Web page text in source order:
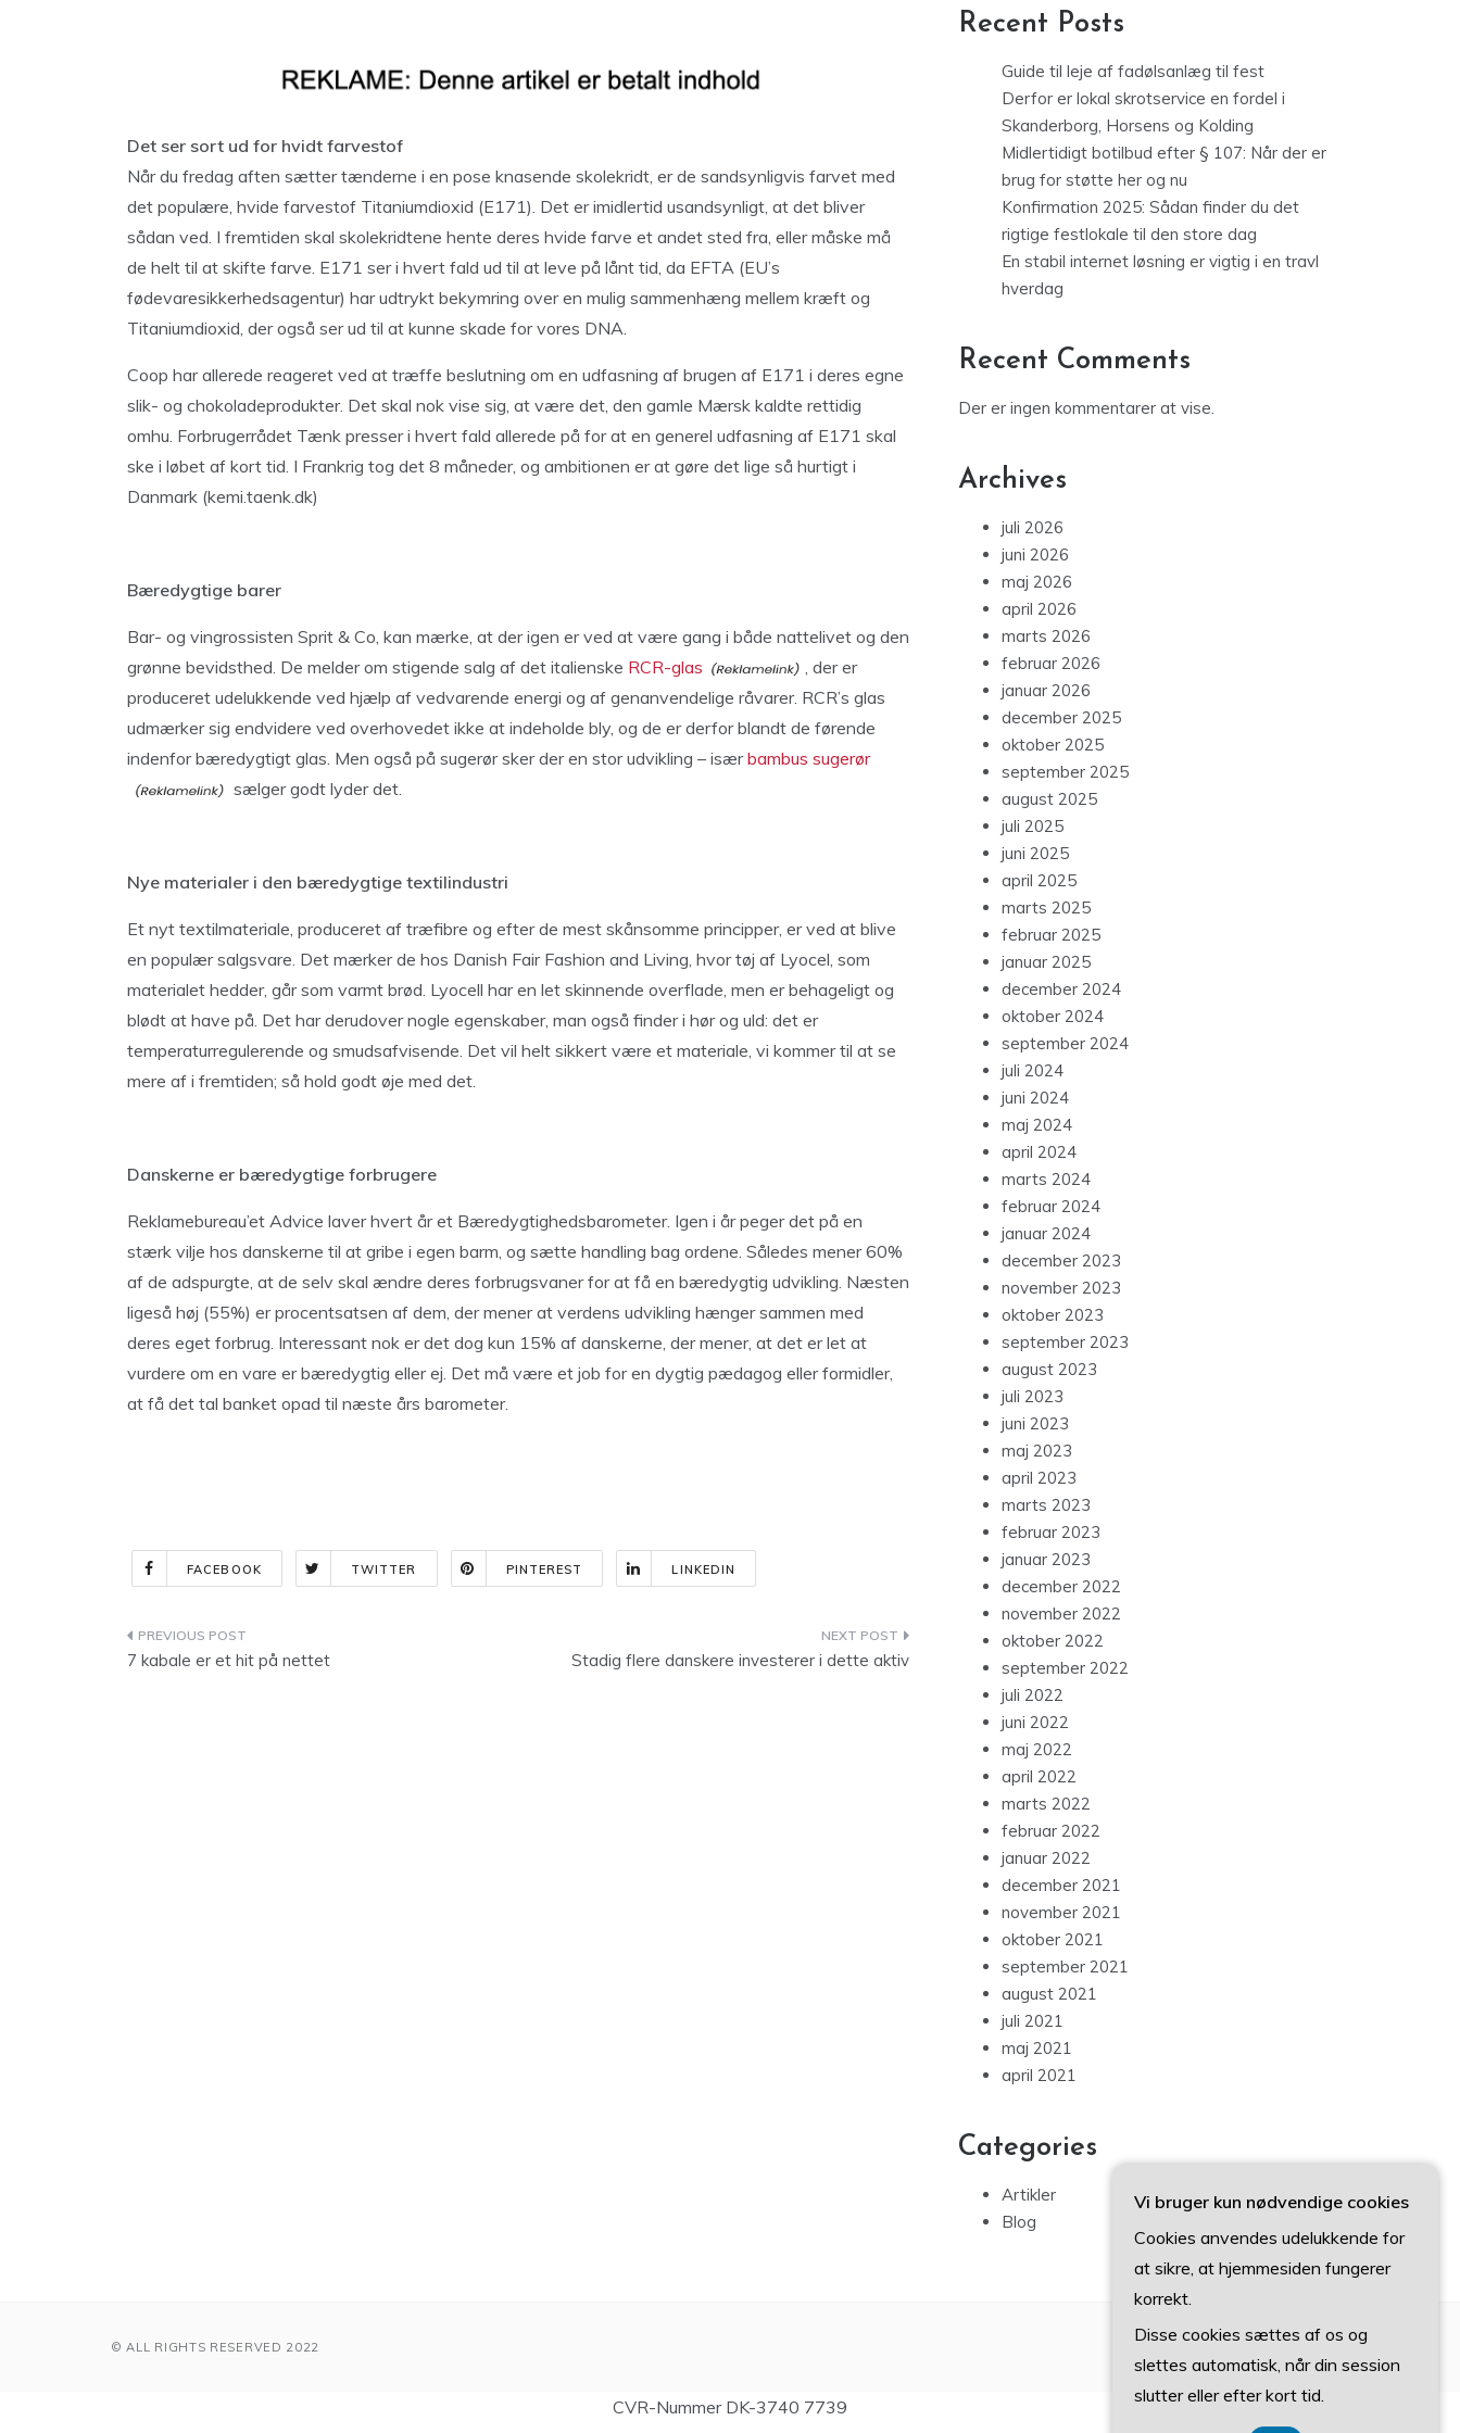
Det ser sort ud for hvidt farvestof
Når du fredag aften sætter tænderne i en pose knasende skolekridt, er de sandsynligvis farvet med
det populære, hvide farvestof Titaniumdioxid (E171). Det er imidlertid usandsynligt, at det bliver
sådan ved. I fremtiden skal skolekridtene hente deres hvide farve et andet sted fra, eller måske må
de helt til at skifte farve. E171 ser i hvert fald ud til at leve på lånt tid, da EFTA (EU’s
fødevaresikkerhedsagentur) har udtrykt bekymring over en mulig sammenhæng mellem kræft og
Titaniumdioxid, der også ser ud til at kunne skade for vores DNA.
Coop har allerede reageret ved at træffe beslutning om en udfasning af brugen af E171 i deres egne
slik- og chokoladeprodukter. Det skal nok vise sig, at være det, den gamle Mærsk kaldte rettidig
omhu. Forbrugerrådet Tænk presser i hvert fald allerede på for at en generel udfasning af E171 skal
ske i løbet af kort tid. I Frankrig tog det 8 måneder, og ambitionen er at gøre det lige så hurtigt i
Danmark (kemi.taenk.dk)
Bæredygtige barer
Bar- og vingrossisten Sprit & Co, kan mærke, at der igen er ved at være gang i både nattelivet og den
grønne bevidsthed. De melder om stigende salg af det italienske RCR-glas
, der er
produceret udelukkende ved hjælp af vedvarende energi og af genanvendelige råvarer. RCR’s glas
udmærker sig endvidere ved overhovedet ikke at indeholde bly, og de er derfor blandt de førende
indenfor bæredygtigt glas. Men også på sugerør sker der en stor udvikling – isærbambus sugerør
sælger godt lyder det.
Nye materialer i den bæredygtige textilindustri
Et nyt textilmateriale, produceret af træfibre og efter de mest skånsomme principper, er ved at blive
en populær salgsvare. Det mærker de hos Danish Fair Fashion and Living, hvor tøj af Lyocel, som
materialet hedder, går som varmt brød. Lyocell har en let skinnende overflade, men er behageligt og
blødt at have på. Det har derudover nogle egenskaber, man også finder i hør og uld: det er
temperaturregulerende og smudsafvisende. Det vil helt sikkert være et materiale, vi kommer til at se
mere af i fremtiden; så hold godt øje med det.
Danskerne er bæredygtige forbrugere
Reklamebureau’et Advice laver hvert år et Bæredygtighedsbarometer. Igen i år peger det på en
stærk vilje hos danskerne til at gribe i egen barm, og sætte handling bag ordene. Således mener 60%
af de adspurgte, at de selv skal ændre deres forbrugsvaner for at få en bæredygtig udvikling. Næsten
ligeså høj (55%) er procentsatsen af dem, der mener at verdens udvikling hænger sammen med
deres eget forbrug. Interessant nok er det dog kun 15% af danskerne, der mener, at det er let at
vurdere om en vare er bæredygtig eller ej. Det må være et job for en dygtig pædagog eller formidler,
at få det tal banket opad til næste års barometer.
FACEBOOK TWITTER PINTEREST LINKEDIN
Indlægsnavigation
7 kabale er et hit på nettet Stadig flere danskere investerer i dette aktiv
Recent Posts
Guide til leje af fadølsanlæg til fest
Derfor er lokal skrotservice en fordel i
Skanderborg, Horsens og Kolding
Midlertidigt botilbud efter § 107: Når der er
brug for støtte her og nu
Konfirmation 2025: Sådan finder du det
rigtige festlokale til den store dag
En stabil internet løsning er vigtig i en travl
hverdag
Recent Comments
Der er ingen kommentarer at vise.
Archives
juli 2026
juni 2026
maj 2026
april 2026
marts 2026
februar 2026
januar 2026
december 2025
oktober 2025
september 2025
august 2025
juli 2025
juni 2025
april 2025
marts 2025
februar 2025
januar 2025
december 2024
oktober 2024
september 2024
juli 2024
juni 2024
maj 2024
april 2024
marts 2024
februar 2024
januar 2024
december 2023
november 2023
oktober 2023
september 2023
august 2023
juli 2023
juni 2023
maj 2023
april 2023
marts 2023
februar 2023
januar 2023
december 2022
november 2022
oktober 2022
september 2022
juli 2022
juni 2022
maj 2022
april 2022
marts 2022
februar 2022
januar 2022
december 2021
november 2021
oktober 2021
september 2021
august 2021
juli 2021
maj 2021
april 2021
Categories
Artikler
Blog
© ALL RIGHTS RESERVED 2022
CVR-Nummer DK-3740 7739
Vi bruger kun nødvendige cookies
Cookies anvendes udelukkende for
at sikre, at hjemmesiden fungerer
korrekt.
Disse cookies sættes af os og
slettes automatisk, når din session
slutter eller efter kort tid.